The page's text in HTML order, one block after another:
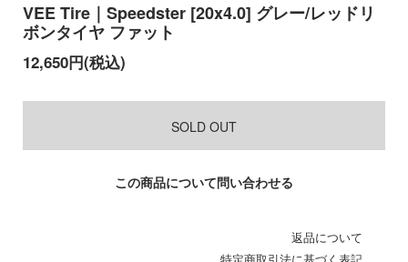
VEE Tire｜Speedster [20x4.0] グレー/レッドリ
ボンタイヤ ファット
12,650円(税込)
SOLD OUT
この商品について問い合わせる
返品について